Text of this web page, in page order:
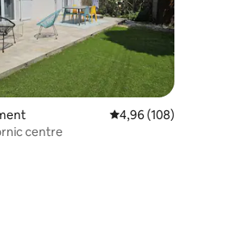
base de 122 commentaires : 4,89 sur 5
Évaluation moyenne
4,96 (108)
centre